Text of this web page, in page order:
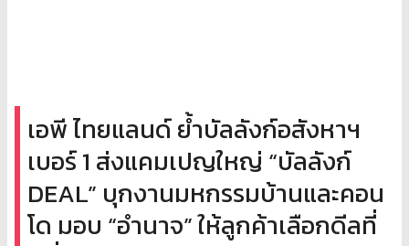
เอพี ไทยแลนด์ ย้ำบัลลังก์อสังหาฯ
เบอร์ 1 ส่งแคมเปญใหญ่ “บัลลังก์
DEAL” บุกงานมหกรรมบ้านและคอน
โด มอบ “อำนาจ” ให้ลูกค้าเลือกดีลที่